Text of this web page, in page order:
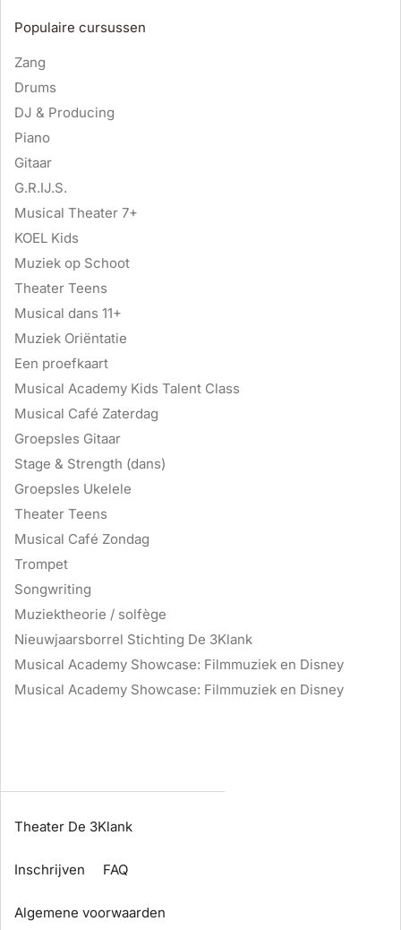
Populaire cursussen
Zang
Drums
DJ & Producing
Piano
Gitaar
G.R.IJ.S.
Musical Theater 7+
KOEL Kids
Muziek op Schoot
Theater Teens
Musical dans 11+
Muziek Oriëntatie
Een proefkaart
Musical Academy Kids Talent Class
Musical Café Zaterdag
Groepsles Gitaar
Stage & Strength (dans)
Groepsles Ukelele
Theater Teens
Musical Café Zondag
Trompet
Songwriting
Muziektheorie / solfège
Nieuwjaarsborrel Stichting De 3Klank
Musical Academy Showcase: Filmmuziek en Disney
Musical Academy Showcase: Filmmuziek en Disney
Theater De 3Klank
Inschrijven FAQ
Algemene voorwaarden